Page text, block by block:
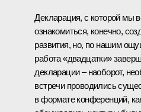
Декларация, с которой мы
ознакомиться, конечно,
развития, но, по нашим
работа «двадцатки»
декларации – наоборот,
встречи проводились
в формате конференций,